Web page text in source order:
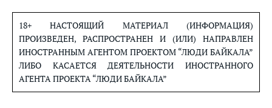
содержанию
18+ НАСТОЯЩИЙ МАТЕРИАЛ (ИНФОРМАЦИЯ)
ПРОИЗВЕДЕН, РАСПРОСТРАНЕН И (ИЛИ) НАПРАВЛЕН
ИНОСТРАННЫМ АГЕНТОМ ПРОЕКТОМ “ЛЮДИ БАЙКАЛА”
ЛИБО КАСАЕТСЯ ДЕЯТЕЛЬНОСТИ ИНОСТРАННОГО
АГЕНТА ПРОЕКТА “ЛЮДИ БАЙКАЛА”